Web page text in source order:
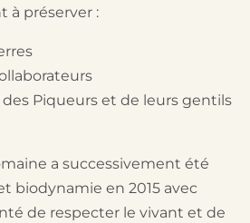
à préserver :
Piqueurs et de leurs gentils
a successivement été
biodynamie en 2015 avec
de respecter le vivant et de